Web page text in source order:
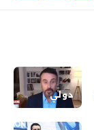
دولي